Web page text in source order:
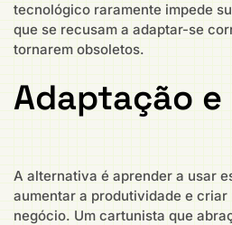
tecnológico raramente impede
que se recusam a adaptar-se
tornarem obsoletos.
Adaptação e
A alternativa é aprender a usar
aumentar a produtividade e
negócio. Um cartunista que